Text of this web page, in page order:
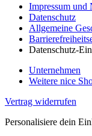
Impressum und
Datenschutz
Allgemeine
Datenschutz-
Unternehmen
Weitere nice
Vertrag widerrufen
Personalisiere dein